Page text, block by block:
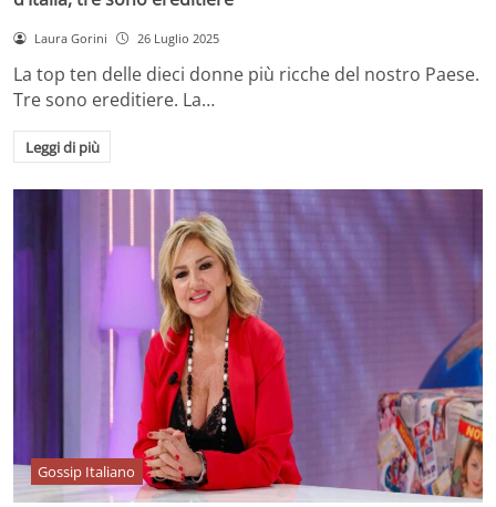
Laura Gorini 26 Luglio 2025
La top ten delle dieci donne più ricche del nostro Paese.
Tre sono ereditiere. La…
Leggi di più
Gossip Italiano